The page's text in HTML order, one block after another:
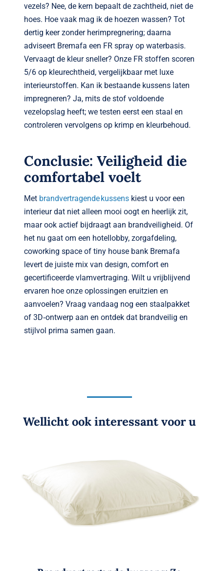
vezels? Nee, de kern bepaalt de zachtheid, niet de
hoes. Hoe vaak mag ik de hoezen wassen? Tot
dertig keer zonder herimpregnering; daarna
adviseert Bremafa een FR spray op waterbasis.
Vervaagt de kleur sneller? Onze FR stoffen scoren
5/6 op kleurechtheid, vergelijkbaar met luxe
interieurstoffen. Kan ik bestaande kussens laten
impregneren? Ja, mits de stof voldoende
vezelopslag heeft; we testen eerst een staal en
controleren vervolgens op krimp en kleurbehoud.
Conclusie: Veiligheid die
comfortabel voelt
Met brandvertragende kussenskiest u voor een
interieur dat niet alleen mooi oogt en heerlijk zit,
maar ook actief bijdraagt aan brandveiligheid. Of
het nu gaat om een hotel­lobby, zorgafdeling,
coworking space of tiny house bank Bremafa
levert de juiste mix van design, comfort en
gecertificeerde vlamvertraging. Wilt u vrijblijvend
ervaren hoe onze oplossingen eruitzien en
aanvoelen? Vraag vandaag nog een staalpakket
of 3D‑ontwerp aan en ontdek dat brandveilig en
stijlvol prima samen gaan.
Wellicht ook interessant voor u